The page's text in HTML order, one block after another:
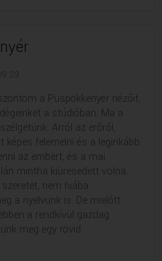
a Püspökkenyér nézőit,
a stúdióban. Ma a
Arról az erőről,
képes felemelni és a leginkább
az embert, és a mai
mintha kiüresedett volna.
nem hiába
a nyelvünk is. De mielőtt
a rendkívül gazdag
meg egy rövid